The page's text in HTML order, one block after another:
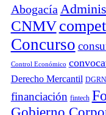
Abogacía
CNMV
Concurso
Control Económico
Derecho Mercantil DGRN
financiación fintech